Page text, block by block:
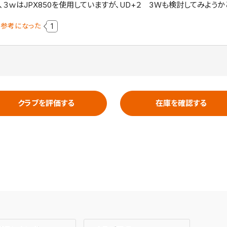
３ｗはJPX850を使用していますが、UD+２ 3Ｗも検討してみようか
参考になった 1
クラブを評価する 在庫を確認する